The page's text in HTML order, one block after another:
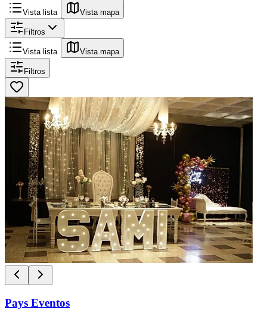
Vista lista Vista mapa
Filtros
Vista lista Vista mapa
Filtros
Pays Eventos